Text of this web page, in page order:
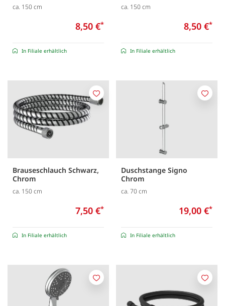
ca. 150 cm
8,50 €*
In Filiale erhältlich
ca. 150 cm
8,50 €*
In Filiale erhältlich
Brauseschlauch Schwarz,
Chrom
ca. 150 cm
7,50 €*
In Filiale erhältlich
Merken
Duschstange Signo
Chrom
ca. 70 cm
19,00 €*
In Filiale erhältlich
Merken